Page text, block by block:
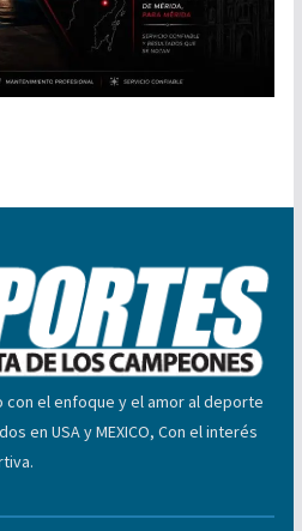
el enfoque y el amor al deporte
en USA y MEXICO, Con el interés